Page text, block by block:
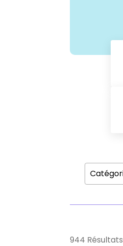
944 Résultats